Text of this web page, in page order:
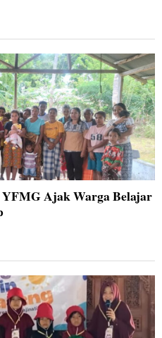
Ajak Warga Belajar